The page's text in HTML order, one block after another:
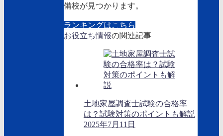
備校が見つかります。
ランキングはこちら
お役立ち情報の関連記事
土地家屋調査士試験の合格率
は？試験対策のポイントも解説
2025年7月11日